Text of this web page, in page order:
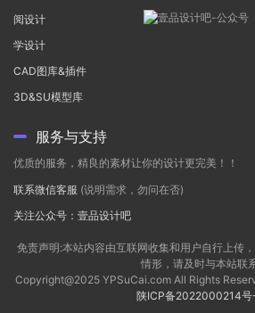
阅设计
学设计
CAD图库&插件
3D&SU模型库
服务与支持
优质的服务，精良的素材让你的设计更完美！！
联系微信客服 (说明需求，勿问在否)
关注公众号：壹品设计吧
免责声明:本站内容由互联网收集和用户自行上传
情形，请及时与本站联
Copyright@2025 YPSuCai.com All Rights
陕ICP备2022000214